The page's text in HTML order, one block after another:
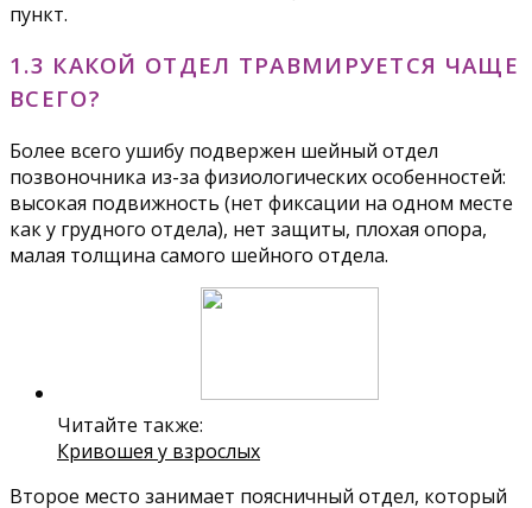
пункт.
1.3 КАКОЙ ОТДЕЛ ТРАВМИРУЕТСЯ ЧАЩЕ
ВСЕГО?
Более всего ушибу подвержен шейный отдел
позвоночника из-за физиологических особенностей:
высокая подвижность (нет фиксации на одном месте
как у грудного отдела), нет защиты, плохая опора,
малая толщина самого шейного отдела.
Читайте также:
Кривошея у взрослых
Второе место занимает поясничный отдел, который